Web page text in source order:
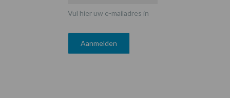
Vul hier uw e-mailadres in